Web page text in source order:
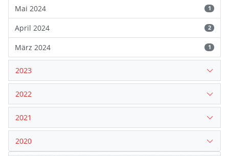
Mai 2024 1
April 2024 2
März 2024 1
2023
2022
2021
2020